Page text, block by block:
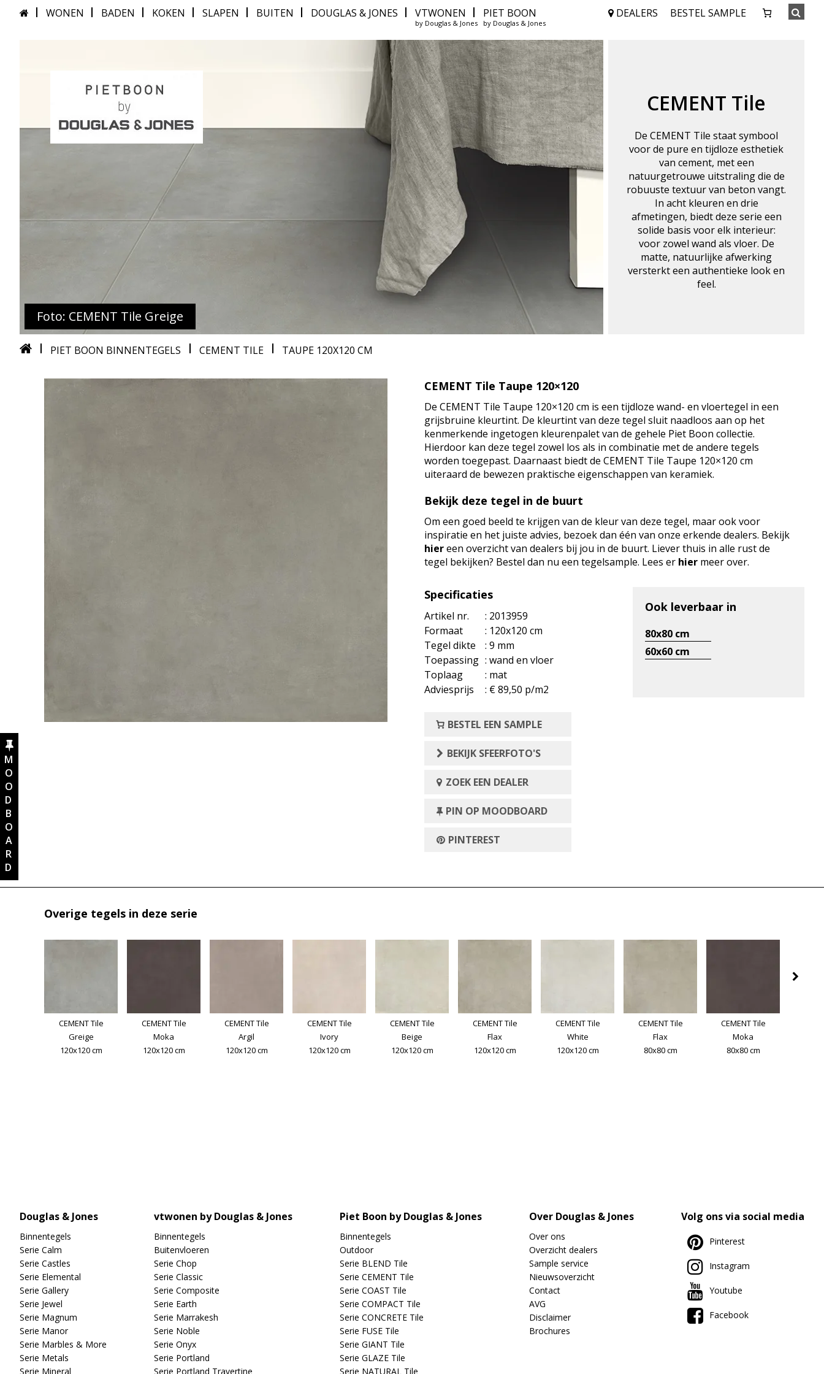
WONEN BADEN KOKEN SLAPEN BUITEN DOUGLAS & JONES VTWONEN
by Douglas & Jones
PIET BOON
by Douglas & Jones
DEALERS BESTEL SAMPLE
Foto: CEMENT Tile Greige
CEMENT Tile
De CEMENT Tile staat symbool
voor de pure en tijdloze esthetiek
van cement, met een
natuurgetrouwe uitstraling die de
robuuste textuur van beton vangt.
In acht kleuren en drie
afmetingen, biedt deze serie een
solide basis voor elk interieur:
voor zowel wand als vloer. De
matte, natuurlijke afwerking
versterkt een authentieke look en
feel.
PIET BOON BINNENTEGELS CEMENT TILE TAUPE 120X120 CM
CEMENT Tile Taupe 120×120
De CEMENT Tile Taupe 120×120 cm is een tijdloze wand- en vloertegel in een
grijsbruine kleurtint. De kleurtint van deze tegel sluit naadloos aan op het
kenmerkende ingetogen kleurenpalet van de gehele Piet Boon collectie.
Hierdoor kan deze tegel zowel los als in combinatie met de andere tegels
worden toegepast. Daarnaast biedt de CEMENT Tile Taupe 120×120 cm
uiteraard de bewezen praktische eigenschappen van keramiek.
Bekijk deze tegel in de buurt
Om een goed beeld te krijgen van de kleur van deze tegel, maar ook voor
inspiratie en het juiste advies, bezoek dan één van onze erkende dealers. Bekijk
hiereen overzicht van dealers bij jou in de buurt. Liever thuis in alle rust de
tegel bekijken? Bestel dan nu een tegelsample. Lees er hier meer over.
Specificaties
Artikel nr.
: 2013959
Formaat
: 120x120 cm
Tegel dikte
: 9 mm
Toepassing : wand en vloer
Toplaag
: mat
Adviesprijs
: € 89,50 p/m2
BESTEL EEN SAMPLE
BEKIJK SFEERFOTO'S
ZOEK EEN DEALER
PIN OP MOODBOARD
PINTEREST
Ook leverbaar in
80x80 cm
60x60 cm
Overige tegels in deze serie
CEMENT Tile
Greige
120x120 cm
CEMENT Tile
Moka
120x120 cm
CEMENT Tile
Argil
120x120 cm
CEMENT Tile
Ivory
120x120 cm
CEMENT Tile
Beige
120x120 cm
CEMENT Tile
Flax
120x120 cm
CEMENT Tile
White
120x120 cm
CEMENT Tile
Flax
80x80 cm
CEMENT Tile
Moka
80x80 cm
Douglas & Jones
Binnentegels
Serie Calm
Serie Castles
Serie Elemental
Serie Gallery
Serie Jewel
Serie Magnum
Serie Manor
Serie Marbles & More
Serie Metals
Serie Mineral
vtwonen by Douglas & Jones
Binnentegels
Buitenvloeren
Serie Chop
Serie Classic
Serie Composite
Serie Earth
Serie Marrakesh
Serie Noble
Serie Onyx
Serie Portland
Serie Portland Travertine
Piet Boon by Douglas & Jones
Binnentegels
Outdoor
Serie BLEND Tile
Serie CEMENT Tile
Serie COAST Tile
Serie COMPACT Tile
Serie CONCRETE Tile
Serie FUSE Tile
Serie GIANT Tile
Serie GLAZE Tile
Serie NATURAL Tile
Over Douglas & Jones
Over ons
Overzicht dealers
Sample service
Nieuwsoverzicht
Contact
AVG
Disclaimer
Brochures
Volg ons via social media
Pinterest
Instagram
Youtube
Facebook
MOODBOARD